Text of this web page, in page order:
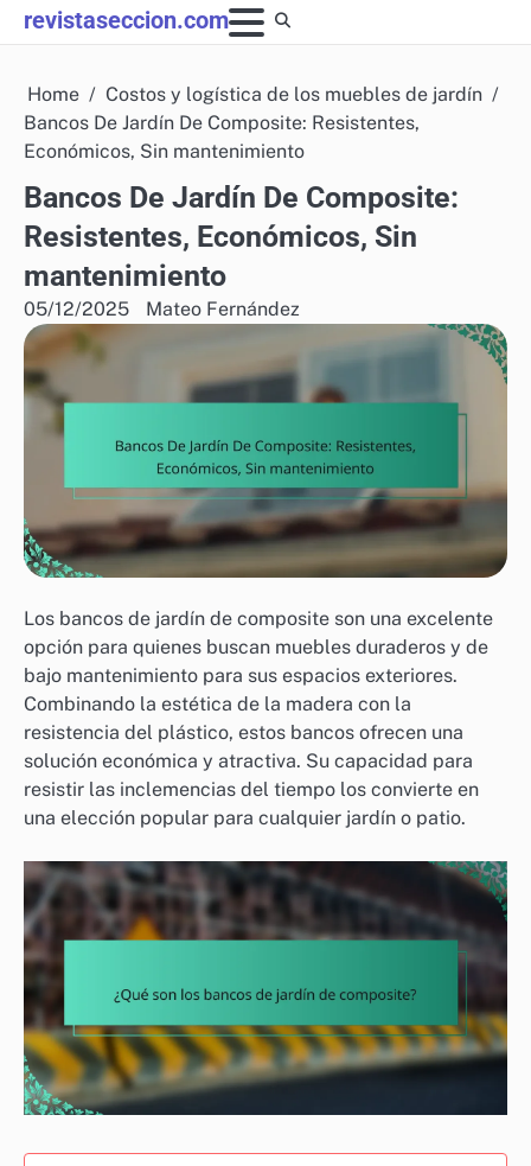
Skip
to
revistaseccion.com
Home
Costos y logística de los muebles de jardín
Bancos De Jardín De Composite: Resistentes,
Económicos, Sin mantenimiento
Bancos De Jardín De Composite:
Resistentes, Económicos, Sin
mantenimiento
05/12/2025 Mateo Fernández
Los bancos de jardín de composite son una excelente
opción para quienes buscan muebles duraderos y de
bajo mantenimiento para sus espacios exteriores.
Combinando la estética de la madera con la
resistencia del plástico, estos bancos ofrecen una
solución económica y atractiva. Su capacidad para
resistir las inclemencias del tiempo los convierte en
una elección popular para cualquier jardín o patio.